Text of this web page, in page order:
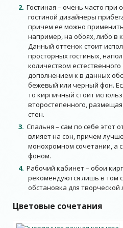
Гостиная – очень часто при
гостиной дизайнеры
причем ее можно
например, на обоях, либо в
Данный оттенок стоит
просторных гостиных,
количеством
дополнением к в данных
бежевый или черный фон.
то кирпичный стоит
второстепенного,
стен.
Спальня – сам по себе этот
влияет на сон, причем
монохромном сочетании, а
фоном.
Рабочий кабинет – обои
рекомендуются лишь в том
обстановка для творческой
Цветовые сочетания